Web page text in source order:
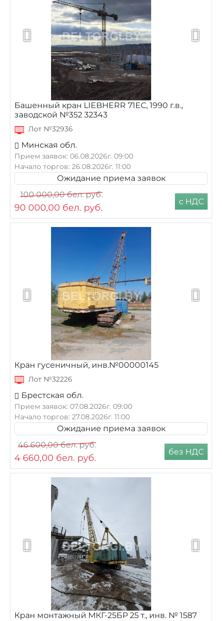
Башенный кран LIEBHERR 71EC, 1990 г.в.,
заводской №352 32343
Лот №32936
Минская обл.
Прием заявок: 06.08.2026г. 09:00
Начало торгов: 26.08.2026г. 11:00
Ожидание приема заявок
100 000,00бел. руб.
90 000,00 бел. руб.
с НДС
Кран гусеничный, инв.№00000145
Лот №32226
Брестская обл.
Прием заявок: 07.08.2026г. 09:00
Начало торгов: 27.08.2026г. 11:00
Ожидание приема заявок
46 600,00бел. руб.
4 660,00 бел. руб.
без НДС
Кран монтажный МКГ-25БР 25 т., инв. № 1587